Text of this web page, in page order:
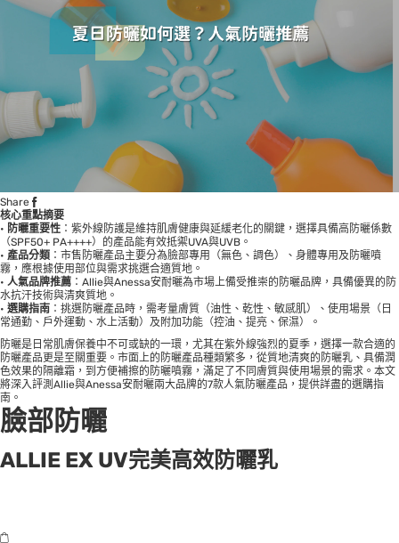
Share
核心重點摘要
• 防曬重要性 ：紫外線防護是維持肌膚健康與延緩老化的關鍵，選擇具備高防曬係數
（SPF50+ PA++++）的產品能有效抵禦UVA與UVB。
• 產品分類 ：市售防曬產品主要分為臉部專用（無色、調色）、身體專用及防曬噴
霧，應根據使用部位與需求挑選合適質地。
• 人氣品牌推薦 ：Allie與Anessa安耐曬為市場上備受推崇的防曬品牌，具備優異的防
水抗汗技術與清爽質地。
• 選購指南 ：挑選防曬產品時，需考量膚質（油性、乾性、敏感肌）、使用場景（日
常通勤、戶外運動、水上活動）及附加功能（控油、提亮、保濕）。
防曬是日常肌膚保養中不可或缺的一環，尤其在紫外線強烈的夏季，選擇一款合適的
防曬產品更是至關重要。市面上的防曬產品種類繁多，從質地清爽的防曬乳、具備潤
色效果的隔離霜，到方便補擦的防曬噴霧，滿足了不同膚質與使用場景的需求。本文
將深入評測Allie與Anessa安耐曬兩大品牌的7款人氣防曬產品，提供詳盡的選購指
南。
臉部防曬
ALLIE EX UV完美高效防曬乳